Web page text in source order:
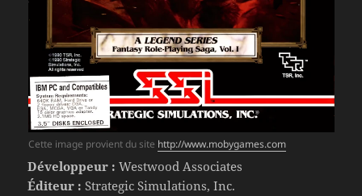
Cette image provient du site http://www.mobygames.com
Développeur : Westwood Associates
Éditeur : Strategic Simulations, Inc.